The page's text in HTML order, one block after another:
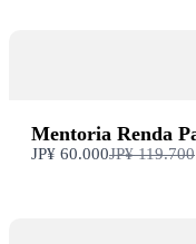
Mentoria Renda
JP¥ 60.000Compare
JP¥ 119.700